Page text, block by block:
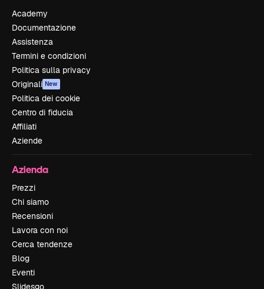
Academy
Documentazione
Assistenza
Termini e condizioni
Politica sulla privacy
Originali New
Politica dei cookie
Centro di fiducia
Affiliati
Aziende
Azienda
Prezzi
Chi siamo
Recensioni
Lavora con noi
Cerca tendenze
Blog
Eventi
Slidesgo